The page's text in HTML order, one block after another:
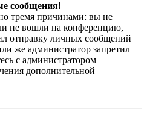
сообщения!
тремя причинами: вы не
не вошли на конференцию,
отправку личных сообщений
же администратор запретил
с администратором
дополнительной